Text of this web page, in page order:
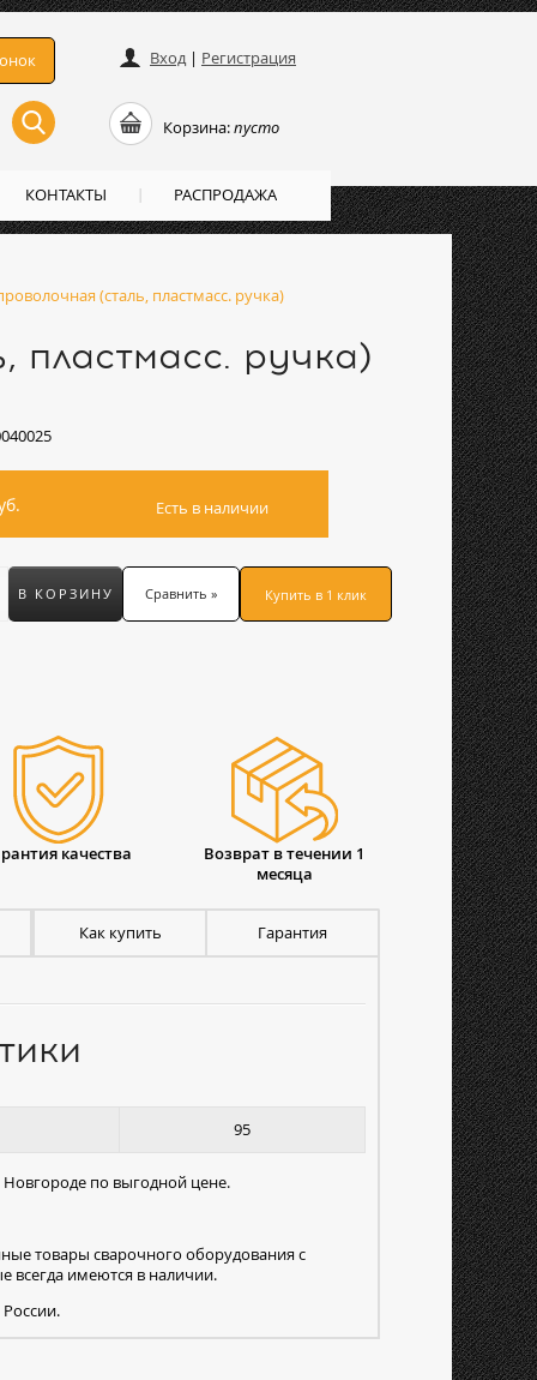
(сталь, пластмасс. ручка)
пластмасс. ручка)
Есть в наличии
В КОРЗИНУ Сравнить » Купить в 1 клик
качества
Возврат в течении 1
месяца
Как купить Гарантия
95
по выгодной цене.
товары сварочного оборудования с
всегда имеются в наличии.
Вход| Регистрация
Корзина:пусто
КОНТАКТЫ РАСПРОДАЖА